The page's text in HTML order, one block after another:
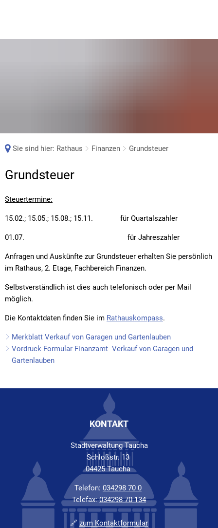
Sie sind hier: Rathaus Finanzen Grundsteuer
Grundsteuer
Grundsteuer
Steuertermine:
15.02.; 15.05.; 15.08.; 15.11. für Quartalszahler
01.07. für Jahreszahler
Anfragen und Auskünfte zur Grundsteuer erhalten Sie persönlich
im Rathaus, 2. Etage, Fachbereich Finanzen.
Selbstverständlich ist dies auch telefonisch oder per Mail
möglich.
Die Kontaktdaten finden Sie im Rathauskompass.
Merkblatt Verkauf von Garagen und Gartenlauben
Vordruck Formular Finanzamt Verkauf von Garagen und
Gartenlauben
KONTAKT
Stadtverwaltung Taucha
Schloßstr. 13
04425 Taucha
Telefon: 034298 70 0
Telefax:034298 70 134
🔗 zum Kontaktformular